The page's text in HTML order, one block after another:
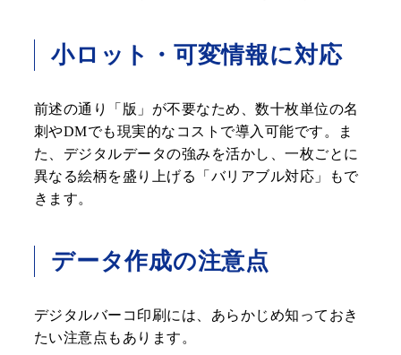
小ロット・可変情報に対応
前述の通り「版」が不要なため、数十枚単位の名
刺やDMでも現実的なコストで導入可能です。ま
た、デジタルデータの強みを活かし、一枚ごとに
異なる絵柄を盛り上げる「バリアブル対応」もで
きます。
データ作成の注意点
デジタルバーコ印刷には、あらかじめ知っておき
たい注意点もあります。